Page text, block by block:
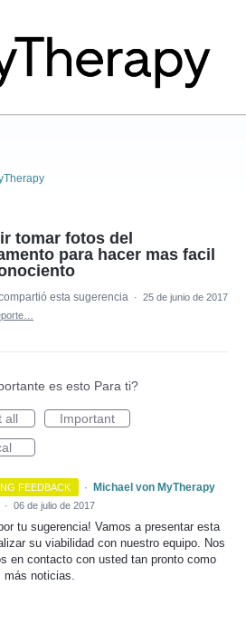
tomar fotos del
para hacer mas facil
esta sugerencia · 25 de junio de 2017
es esto Para ti?
all
Important
FEEDBACK ·
Michael von MyTherapy
· 06 de julio de 2017
tu sugerencia! Vamos a presentar esta
su viabilidad con nuestro equipo. Nos
en contacto con usted tan pronto como
más noticias.